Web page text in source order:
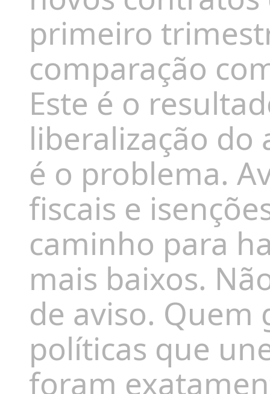
primeiro
comparação
Este é o
liberalização
é o problema.
fiscais e
caminho para
mais baixos.
de aviso.
políticas que